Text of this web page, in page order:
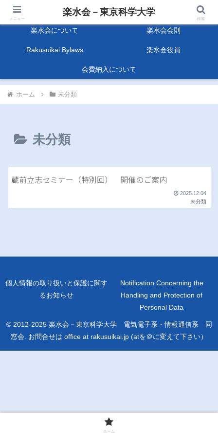
楽水会－東京科学大学
楽水会について 楽水会会則
Rakusuikai Bylaws 楽水会役員
会費納入について
ホーム 未分類
未分類
蔵前立志セミナー（特別回） 開催のご案内
2025.12.04
未分類
個人情報の取り扱いと保護に関す
るお知らせ
Notification Concerning the
Handling and Protection of
Personal Data
© 2012-2025 楽水会－東京科学大学 電気電子系・情報通信系 同
窓会. お問合せは office at rakusuikai.jp (atを＠に変えて下さい）
メニュー
楽水会－東京科学大学
検索
ホーム